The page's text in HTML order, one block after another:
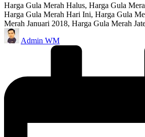
Harga Gula Merah Halus, Harga Gula
Harga Gula Merah Hari Ini, Harga Gula
Merah Januari 2018, Harga Gula Merah
Posted
by
Admin WM